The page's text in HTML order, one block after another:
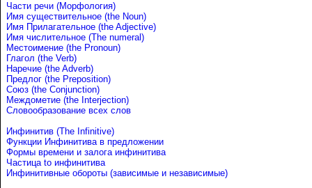
Части речи (Морфология)
Имя существительное (the Noun)
Имя Прилагательное (the Adjective)
Имя числительное (The numeral)
Местоимение (the Pronoun)
Глагол (the Verb)
Наречие (the Adverb)
Предлог (the Preposition)
Союз (the Conjunction)
Междометие (the Interjection)
Словообразование всех слов
Инфинитив (The Infinitive)
Функции Инфинитива в предложении
Формы времени и залога инфинитива
Частица to инфинитива
Инфинитивные обороты (зависимые и независимые)